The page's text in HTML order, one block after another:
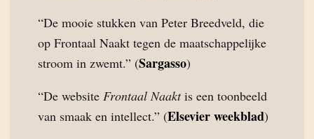
“De mooie stukken van Peter Breedveld, die
op Frontaal Naakt tegen de maatschappelijke
stroom in zwemt.” (Sargasso)
“De website Frontaal Naaktis een toonbeeld
van smaak en intellect.” (Elsevier weekblad)